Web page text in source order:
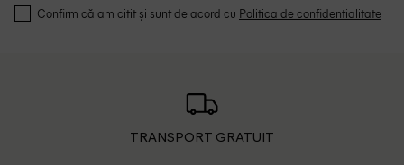
Confirm că am citit și sunt de acord cu Politica de confidentialitate
TRANSPORT GRATUIT